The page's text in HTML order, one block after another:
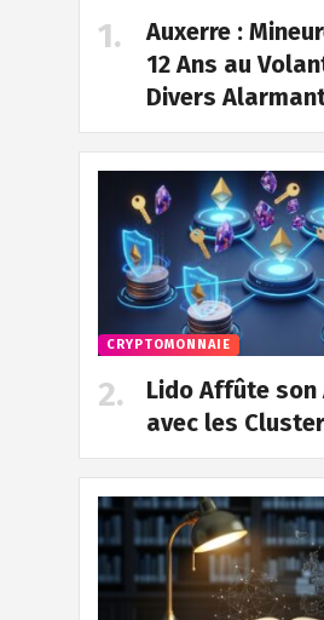
Auxerre :
12 Ans au
Divers
CRYPTOMONNAIE
Lido Affûte son
avec les